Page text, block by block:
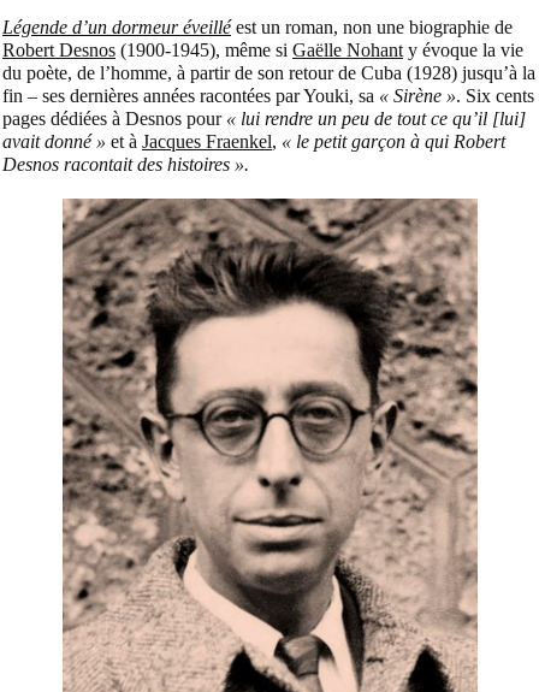
Légende d’un dormeur éveilléest un roman, non une biographie de
Robert Desnos (1900-1945), même si Gaëlle Nohant y évoque la vie
du poète, de l’homme, à partir de son retour de Cuba (1928) jusqu’à la
fin – ses dernières années racontées par Youki, sa « Sirène ». Six cents
pages dédiées à Desnos pour « lui rendre un peu de tout ce qu’il [lui]
avait donné » et à Jacques Fraenkel, « le petit garçon à qui Robert
Desnos racontait des histoires ».